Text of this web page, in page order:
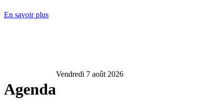
En savoir plus
Agenda
Vendredi 7 août 2026